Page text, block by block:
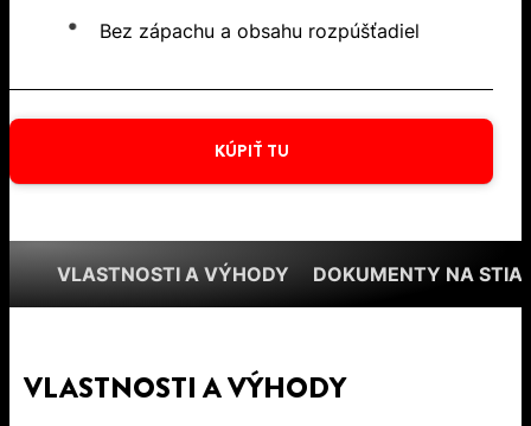
Bez zápachu a obsahu rozpúšťadiel
KÚPIŤ TU
VLASTNOSTI A VÝHODY DOKUMENTY NA
VLASTNOSTI A VÝHODY